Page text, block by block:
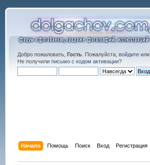
Добро пожаловать, Гость. Пожалуйста, войдитеили
Не получили письмо с кодом активации?
Начало Помощь Поиск Вход Регистрация